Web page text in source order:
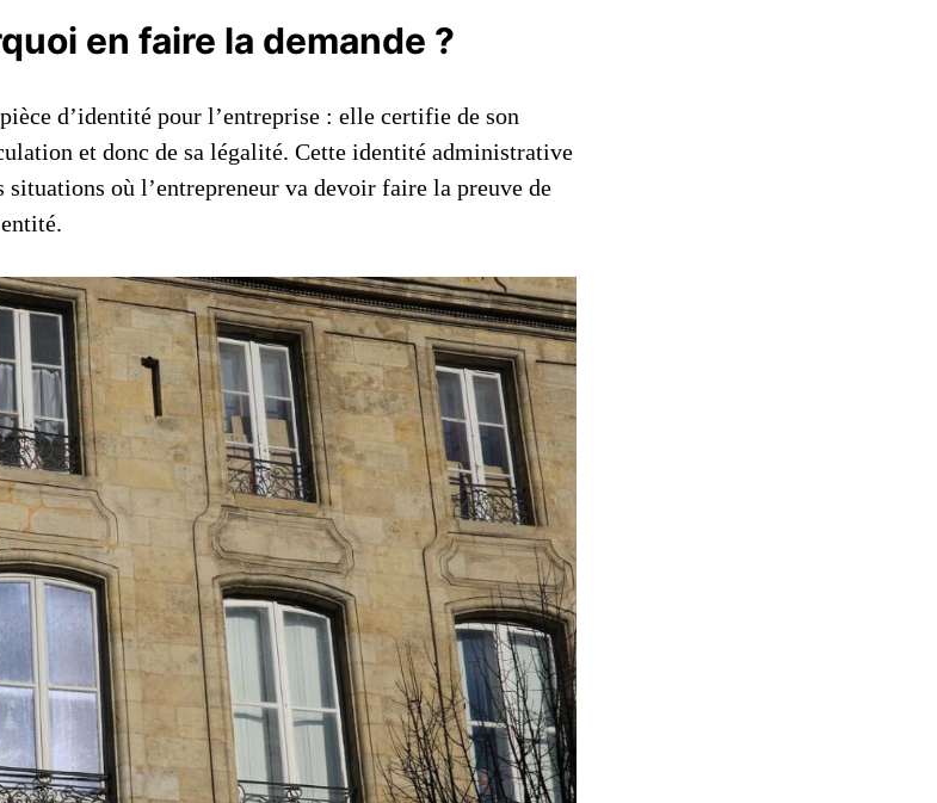
en faire la demande ?
d’identité pour l’entreprise : elle certifie de son
et donc de sa légalité. Cette identité administrative
où l’entrepreneur va devoir faire la preuve de